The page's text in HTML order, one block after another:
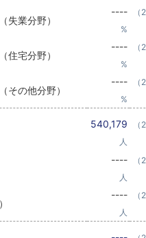
失業分野）
----
%
住宅分野）
----
%
その他分野）
----
%
540,179
人
----
人
----
人